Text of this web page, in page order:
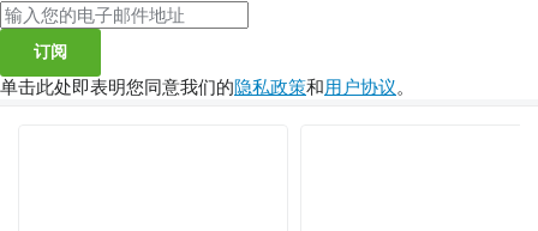
订阅
单击此处即表明您同意我们的隐私政策和用户协议。